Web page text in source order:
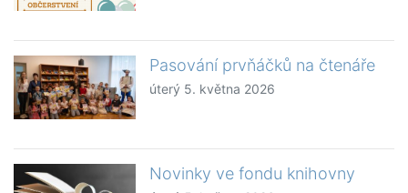
Pasování prvňáčků na čtenáře
úterý 5. května 2026
Novinky ve fondu knihovny